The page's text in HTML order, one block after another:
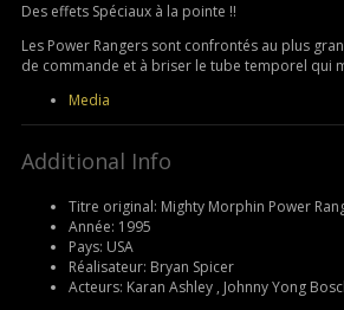
Des effets Spéciaux à la pointe !!
Les Power Rangers sont confrontés au plus
de commande et à briser le tube temporel qui
Media
Additional Info
Titre original: Mighty Morphin Power
Année: 1995
Pays: USA
Réalisateur: Bryan Spicer
Acteurs: Karan Ashley , Johnny Yong